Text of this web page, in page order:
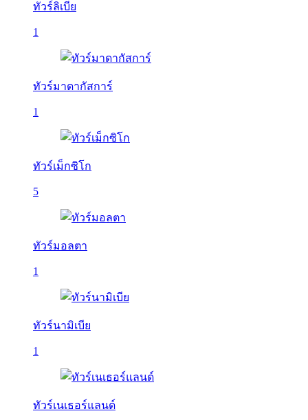
ทัวร์ลิเบีย
1
ทัวร์มาดากัสการ์
1
ทัวร์เม็กซิโก
5
ทัวร์มอลตา
1
ทัวร์นามิเบีย
1
ทัวร์เนเธอร์แลนด์